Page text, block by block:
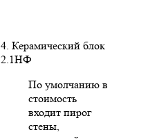
4. Керамический блок
2.1НФ
По умолчанию в
стоимость
входит пирог
стены,